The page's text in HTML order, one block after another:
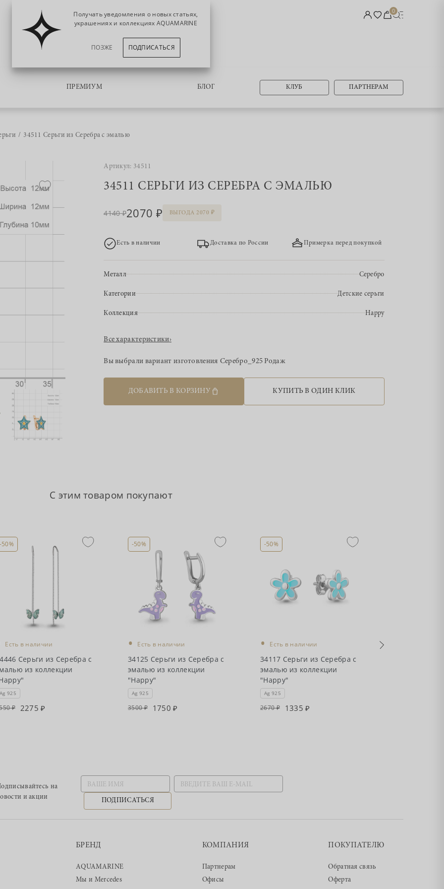
0
ПРЕМИУМ БЛОГ КЛУБ ПАРТНЕРАМ
34511 Серьги из Серебра с эмалью
Артикул: 34511
34511 СЕРЬГИ ИЗ СЕРЕБРА С ЭМАЛЬЮ
4140 2070 ВЫГОДА 2070
Есть в наличии Доставка по России Примерка перед покупкой
Металл Серебро
Категории Детские серьги
Коллекция Happy
Все характеристики›
Вы выбрали вариант изготовления Серебро_925 Родаж
ДОБАВИТЬ В КОРЗИНУ КУПИТЬ В ОДИН КЛИК
С этим товаром покупают
-50%
Есть в наличии
Серьги из Серебра с
из коллекции
Ag 925
2275
-50%
• Есть в наличии
34125 Серьги из Серебра с
эмалью из коллекции
"Happy"
Ag 925
3500 1750
-50%
• Есть в наличии
34117 Серьги из Серебра с
эмалью из коллекции
"Happy"
Ag 925
2670 1335
на
и акции
ПОДПИСАТЬСЯ
БРЕНД
AQUAMARINE
Мы и Mercedes
КОМПАНИЯ
Партнерам
Офисы
ПОКУПАТЕЛЮ
Обратная связь
Оферта
Получать уведомления о новых статьях,
украшениях и коллекциях AQUAMARINE
ПОЗЖЕ ПОДПИСАТЬСЯ